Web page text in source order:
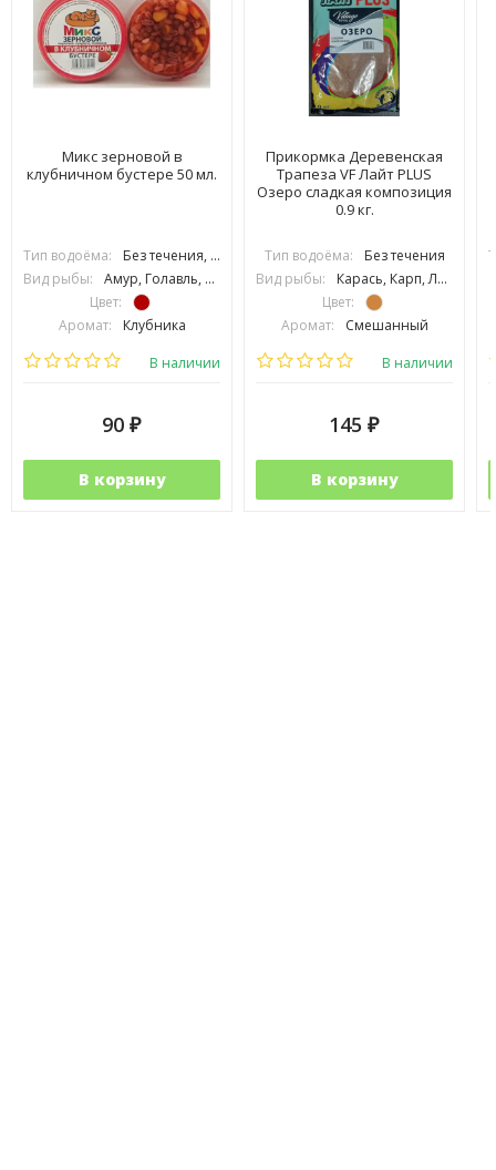
Микс зерновой в
клубничном бустере 50 мл.
Тип водоёма:
Без течения, С течением
Вид рыбы:
Амур, Голавль, Густера, Карась, Карп, Лещ, Линь, Плотва, Подлещик, Подуст, Рыбец, Усач, Язь, Сазан, Толстолоб
Цвет:
Аромат:
Клубника
Фракция:
В наличии
90 ₽
В корзину
Прикормка Деревенская
Трапеза VF Лайт PLUS
Озеро сладкая композиция
0.9 кг.
Тип водоёма:
Без течения
Вид рыбы:
Карась, Карп, Линь, Плотва, Подуст, Язь
Цвет:
Аромат:
Смешанный
Фракция:
В наличии
145 ₽
В корзину